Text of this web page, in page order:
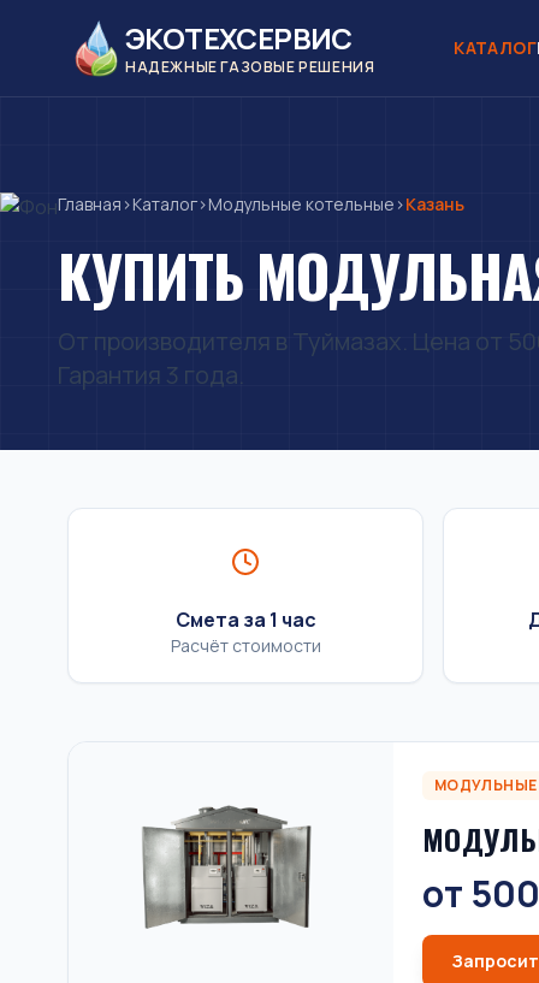
ЭКОТЕХСЕРВИС
НАДЕЖНЫЕ ГАЗОВЫЕ РЕШЕНИЯ
КАТАЛОГ
Главная ›Каталог›Модульные котельные ›Казань
КУПИТЬ
От производителя в Туймазах. Цена от
Гарантия 3 года.
Смета за 1 час
Расчёт стоимости
от